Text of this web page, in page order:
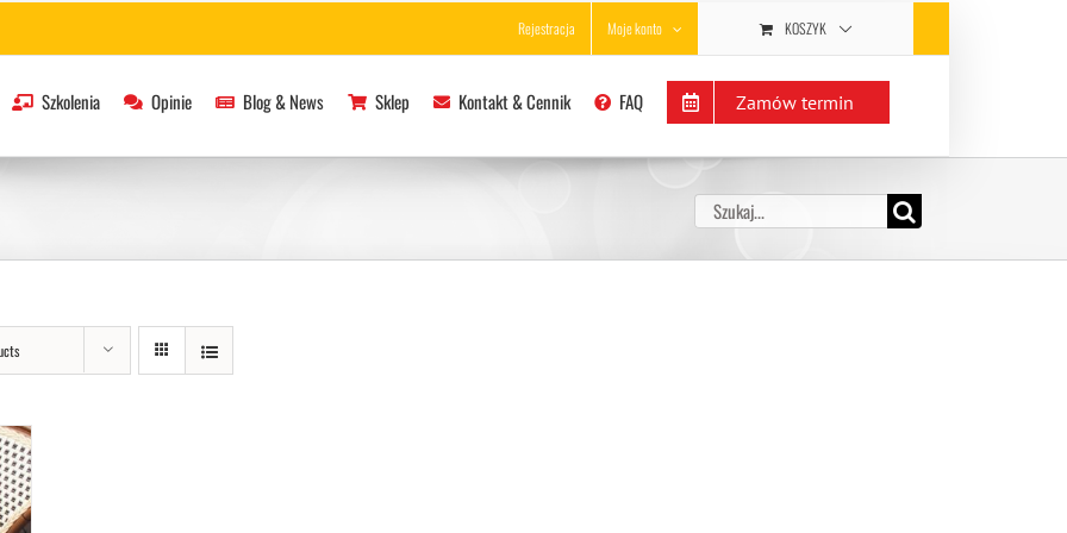
Rejestracja Moje konto KOSZYK
Szkolenia Opinie Blog & News Sklep Kontakt & Cennik FAQ Zamów termin
Szukaj